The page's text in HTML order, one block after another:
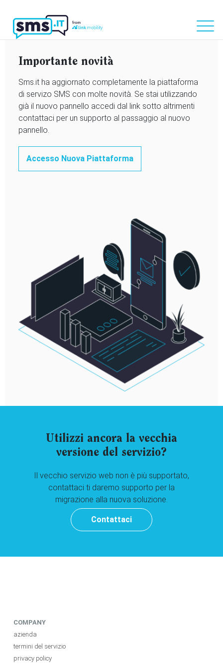
Importante novità
Sms.it ha aggiornato completamente la piattaforma
di servizo SMS con molte novità. Se stai utilizzando
già il nuovo pannello accedi dal link sotto altrimenti
contattaci per un supporto al passaggio al nuovo
pannello.
Accesso Nuova Piattaforma
Utilizzi ancora la vecchia
versione del servizio?
Il vecchio servizio web non è più supportato,
contattaci ti daremo supporto per la
migrazione alla nuova soluzione.
Contattaci
COMPANY
azienda
termini del servizio
privacy policy